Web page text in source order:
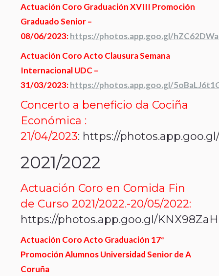
Actuación Coro Graduación XVIII Promoción
Graduado Senior –
08/06/2023:https://photos.app.goo.gl/
Actuación Coro Acto Clausura Semana
Internacional UDC –
31/03/2023:https://photos.app.goo.gl/
Concerto a beneficio da Cociña
Económica :
21/04/2023: https://
2021/2022
Actuación Coro en Comida Fin
de Curso 2021/2022.-20/05/2022:
https://photos.app.goo.gl/
Actuación Coro Acto Graduación 17ª
Promoción Alumnos Universidad Senior de A
Coruña